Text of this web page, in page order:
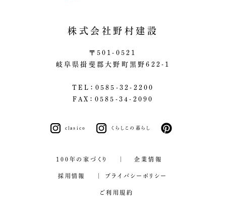
株式会社野村建設
〒501-0521
岐阜県揖斐郡大野町黒野622-1
TEL：0585-32-2200
FAX：0585-34-2090
clasico くらしこの暮らし
100年の家づくり 企業情報
採用情報 プライバシーポリシー
ご利用規約